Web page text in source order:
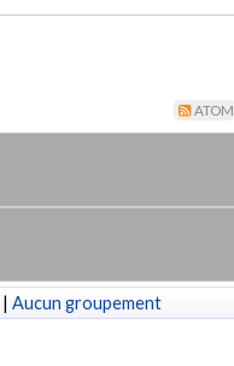
ATOM
| Aucun groupement